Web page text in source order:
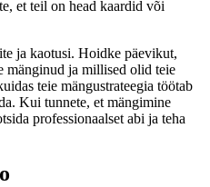
et teil on head kaardid või
ja kaotusi. Hoidke päevikut,
mänginud ja millised olid teie
teie mängustrateegia töötab
Kui tunnete, et mängimine
professionaalset abi ja teha